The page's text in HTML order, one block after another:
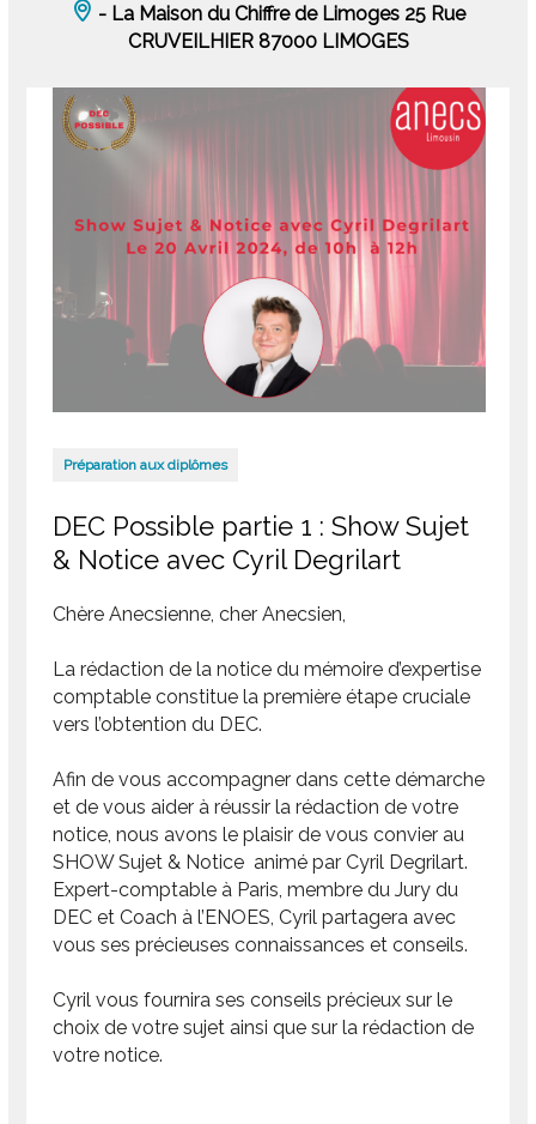
- La Maison du Chiffre de Limoges 25 Rue
CRUVEILHIER 87000 LIMOGES
Préparation aux diplômes
DEC Possible partie 1 : Show Sujet
& Notice avec Cyril Degrilart
Chère Anecsienne, cher Anecsien,
La rédaction de la notice du mémoire d’expertise
comptable constitue la première étape cruciale
vers l’obtention du DEC.
Afin de vous accompagner dans cette démarche
et de vous aider à réussir la rédaction de votre
notice, nous avons le plaisir de vous convier au
SHOW Sujet & Notice animé par Cyril Degrilart.
Expert-comptable à Paris, membre du Jury du
DEC et Coach à l’ENOES, Cyril partagera avec
vous ses précieuses connaissances et conseils.
Cyril vous fournira ses conseils précieux sur le
choix de votre sujet ainsi que sur la rédaction de
votre notice.